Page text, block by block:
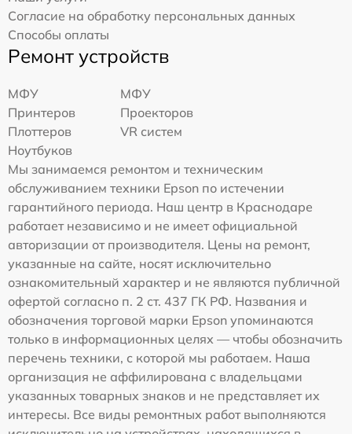
Согласие на обработку персональных данных
Способы оплаты
Ремонт устройств
МФУ
МФУ
Принтеров
Проекторов
Плоттеров
VR систем
Ноутбуков
Мы занимаемся ремонтом и техническим
обслуживанием техники Epson по истечении
гарантийного периода. Наш центр в Краснодаре
работает независимо и не имеет официальной
авторизации от производителя. Цены на ремонт,
указанные на сайте, носят исключительно
ознакомительный характер и не являются публичной
офертой согласно п. 2 ст. 437 ГК РФ. Названия и
обозначения торговой марки Epson упоминаются
только в информационных целях — чтобы обозначить
перечень техники, с которой мы работаем. Наша
организация не аффилирована с владельцами
указанных товарных знаков и не представляет их
интересы. Все виды ремонтных работ выполняются